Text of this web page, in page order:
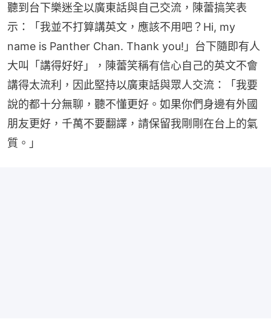
聽到台下樂迷全以廣東話與自己交流，陳蕾搞笑表
示：「我並不打算講英文，應該不用吧？Hi, my
name is Panther Chan. Thank you!」台下隨即有人
大叫「講得好好」，陳蕾笑稱有信心自己的英文不會
講得太流利，因此堅持以廣東話與眾人交流：「我要
說的都十分無聊，聽不懂更好。如果你們身邊有外國
朋友更好，千萬不要翻譯，請保留我剛剛在台上的氣
質。」